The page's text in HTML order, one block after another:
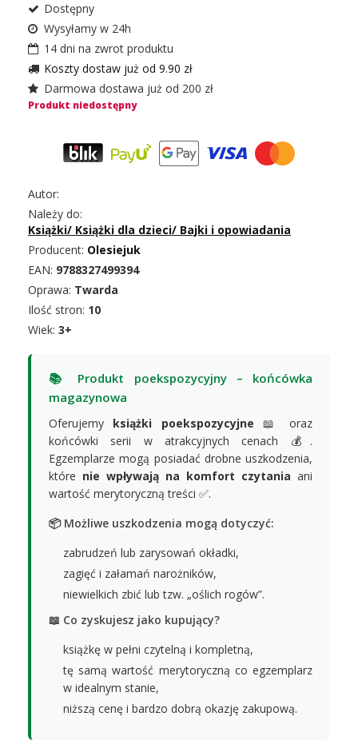
Autor:
Należy do:
Książki/ Książki dla dzieci/ Bajki i opowiadania
Producent: Olesiejuk
EAN: 9788327499394
Oprawa: Twarda
Ilość stron: 10
Wiek: 3+
📚 Produkt poekspozycyjny – końcówka
magazynowa
Oferujemy książki poekspozycyjne 📖 oraz
końcówki serii w atrakcyjnych cenach 💰.
Egzemplarze mogą posiadać drobne uszkodzenia,
które nie wpływają na komfort czytania ani
wartość merytoryczną treści ✅.
📦 Możliwe uszkodzenia mogą dotyczyć:
zabrudzeń lub zarysowań okładki,
zagięć i załamań narożników,
niewielkich zbić lub tzw. „oślich rogów”.
📖 Co zyskujesz jako kupujący?
książkę w pełni czytelną i kompletną,
tę samą wartość merytoryczną co egzemplarz
w idealnym stanie,
niższą cenę i bardzo dobrą okazję zakupową.
Dostępny
Wysyłamy w 24h
14 dni na zwrot produktu
Koszty dostaw już od 9.90 zł
Darmowa dostawa już od 200 zł
Produkt niedostępny